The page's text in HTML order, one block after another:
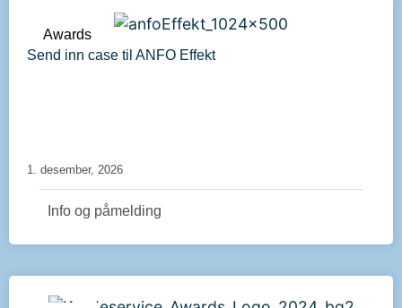
Awards
Send inn case til ANFO Effekt
1. desember, 2026
Info og påmelding